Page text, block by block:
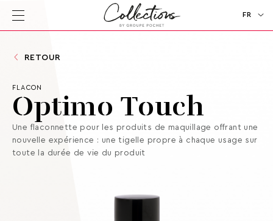
FR
RETOUR
FLACON
Optimo Touch
Une flaconnette pour les produits de maquillage offrant une
nouvelle expérience : une tigelle propre à chaque usage sur
toute la durée de vie du produit